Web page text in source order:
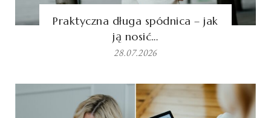
Praktyczna długa spódnica – jak
ją nosić…
28.07.2026